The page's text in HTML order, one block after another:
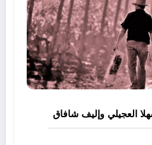
العجيلي وإليف شافاق